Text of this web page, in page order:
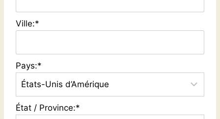
Ville:*
Pays:*
État / Province:*